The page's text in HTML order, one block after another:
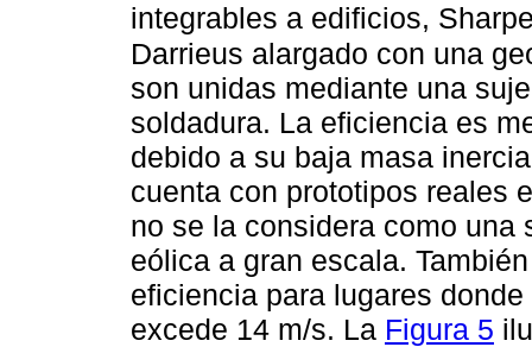
integrables a edificios,
Darrieus alargado con una
son unidas mediante una
soldadura. La eficiencia es
debido a su baja masa
cuenta con prototipos reales
no se la considera como
eólica a gran escala.
eficiencia para lugares
excede 14 m/s. La Figura 5